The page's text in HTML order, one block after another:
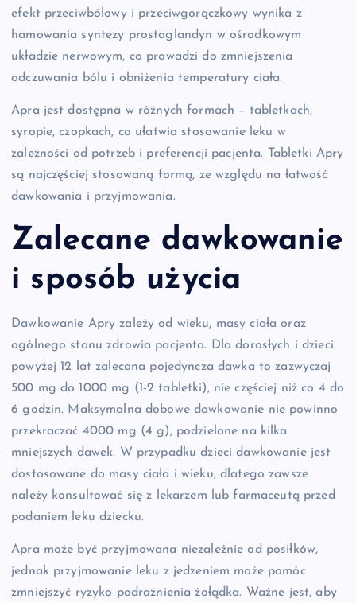
efekt przeciwbólowy i przeciwgorączkowy wynika z
hamowania syntezy prostaglandyn w ośrodkowym
układzie nerwowym, co prowadzi do zmniejszenia
odczuwania bólu i obniżenia temperatury ciała.
Apra jest dostępna w różnych formach – tabletkach,
syropie, czopkach, co ułatwia stosowanie leku w
zależności od potrzeb i preferencji pacjenta. Tabletki Apry
są najczęściej stosowaną formą, ze względu na łatwość
dawkowania i przyjmowania.
Zalecane dawkowanie
i sposób użycia
Dawkowanie Apry zależy od wieku, masy ciała oraz
ogólnego stanu zdrowia pacjenta. Dla dorosłych i dzieci
powyżej 12 lat zalecana pojedyncza dawka to zazwyczaj
500 mg do 1000 mg (1-2 tabletki), nie częściej niż co 4 do
6 godzin. Maksymalna dobowe dawkowanie nie powinno
przekraczać 4000 mg (4 g), podzielone na kilka
mniejszych dawek. W przypadku dzieci dawkowanie jest
dostosowane do masy ciała i wieku, dlatego zawsze
należy konsultować się z lekarzem lub farmaceutą przed
podaniem leku dziecku.
Apra może być przyjmowana niezależnie od posiłków,
jednak przyjmowanie leku z jedzeniem może pomóc
zmniejszyć ryzyko podrażnienia żołądka. Ważne jest, aby